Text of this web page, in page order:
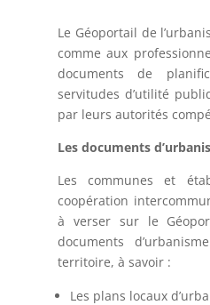
Le Géoportail de
comme aux
documents de
servitudes d’utilité
par leurs autorités
Les documents
Les communes et
coopération
à verser sur le
documents
territoire, à savoir :
Les plans locaux